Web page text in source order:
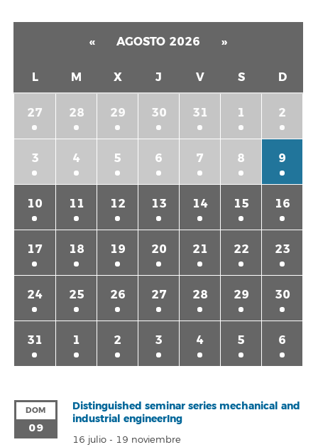
« AGOSTO 2026 »
L M X J V S D
27 28 29 30 31 1 2
3 4 5 6 7 8 9
10 11 12 13 14 15 16
17 18 19 20 21 22 23
24 25 26 27 28 29 30
31 1 2 3 4 5 6
DOM
09
Distinguished seminar series mechanical and
industrial engineerIng
16 julio- 19 noviembre